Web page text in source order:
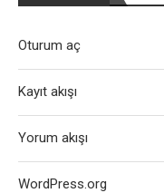
Oturum aç
Kayıt akışı
Yorum akışı
WordPress.org